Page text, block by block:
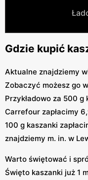
Gdzie kupić
Aktualne znajdziemy
Zobaczyć możesz go
Przykładowo za 500
Carrefour zapłacimy
100 g kaszanki
znajdziemy m. in. w
Warto świętować i
Święto kaszanki już 1